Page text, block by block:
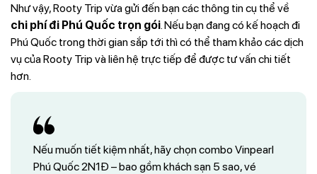
Như vậy, Rooty Trip vừa gửi đến bạn các thông tin cụ thể về
chi phí đi Phú Quốc trọn gói. Nếu bạn đang có kế hoạch đi
Phú Quốc trong thời gian sắp tới thì có thể tham khảo các dịch
vụ của Rooty Trip và liên hệ trực tiếp để được tư vấn chi tiết
hơn.
Nếu muốn tiết kiệm nhất, hãy chọn combo Vinpearl
Phú Quốc 2N1Đ – bao gồm khách sạn 5 sao, vé